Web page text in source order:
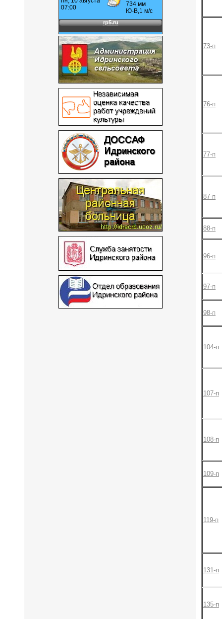
73-п
76-п
77-п
87-п
88-п
96-п
97-п
98-п
104-п
107-п
108-п
109-п
119-п
131-п
135-п